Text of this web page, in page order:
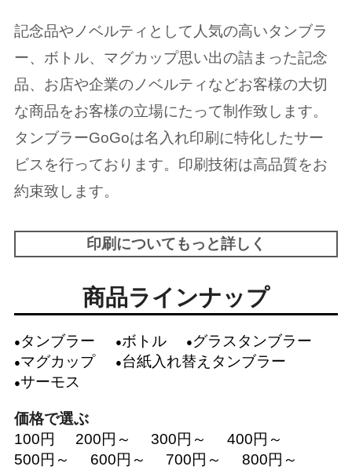
記念品やノベルティとして人気の高いタンブラ
ー、ボトル、マグカップ思い出の詰まった記念
品、お店や企業のノベルティなどお客様の大切
な商品をお客様の立場にたって制作致します。
タンブラーGoGoは名入れ印刷に特化したサー
ビスを行っております。印刷技術は高品質をお
約束致します。
印刷についてもっと詳しく
商品ラインナップ
タンブラー ボトル
グラスタンブラー
マグカップ
台紙入れ替えタンブラー
サーモス
価格で選ぶ
100円
200円～ 300円～
400円～
500円～
600円～ 700円～
800円～